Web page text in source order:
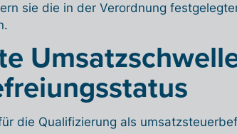
sie die in der Verordnung
die Qualifizierung als